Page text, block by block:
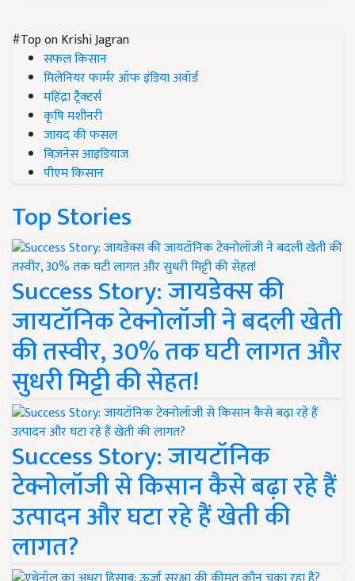
#Top on Krishi Jagran
सफल किसान
मिलेनियर फार्मर ऑफ इंडिया अवॉर्ड
महिंद्रा ट्रैक्टर्स
कृषि मशीनरी
जायद की फसल
बिज़नेस आइडियाज
पीएम किसान
Top Stories
Success Story: जायडेक्स की
जायटॉनिक टेक्नोलॉजी ने बदली खेती
की तस्वीर, 30% तक घटी लागत और
सुधरी मिट्टी की सेहत!
Success Story: जायटॉनिक
टेक्नोलॉजी से किसान कैसे बढ़ा रहे हैं
उत्पादन और घटा रहे हैं खेती की
लागत?